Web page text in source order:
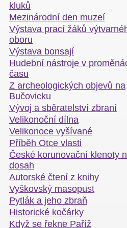
kluků
Mezinárodní den muzeí
Výstava prací žáků
oboru
Výstava bonsají
Hudební nástroje v
času
Z archeologických objevů na
Bučovicku
Vývoj a sběratelství zbraní
Velikonoční dílna
Velikonoce vyšívané
Příběh Otce vlasti
České korunovační klenoty
dosah
Autorské čtení z knihy
Vyškovský masopust
Pytlák a jeho zbraň
Historické kočárky
Když se řekne Paříž